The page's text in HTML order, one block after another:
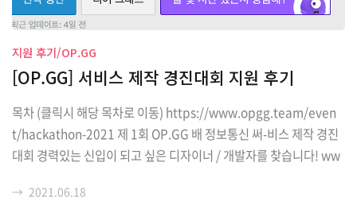
지원 후기/OP.GG
[OP.GG] 서비스 제작 경진대회 지원 후기
목차 (클릭시 해당 목차로 이동) https://www.opgg.team/even
t/hackathon-2021 제 1회 OP.GG 배 정보통신 써-비스 제작 경진
대회 경력있는 신입이 되고 싶은 디자이너 / 개발자를 찾습니다! ww
→ 2021.06.18